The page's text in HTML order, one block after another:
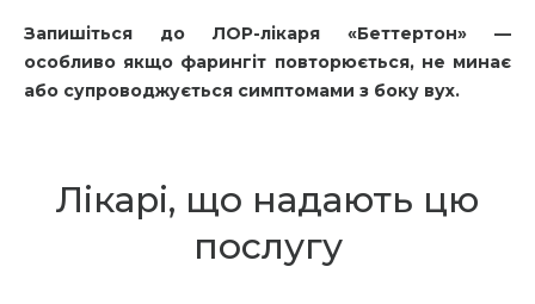
Запишіться до ЛОР-лікаря «Беттертон» —
особливо якщо фарингіт повторюється, не минає
або супроводжується симптомами з боку вух.
Лікарі, що надають цю
послугу